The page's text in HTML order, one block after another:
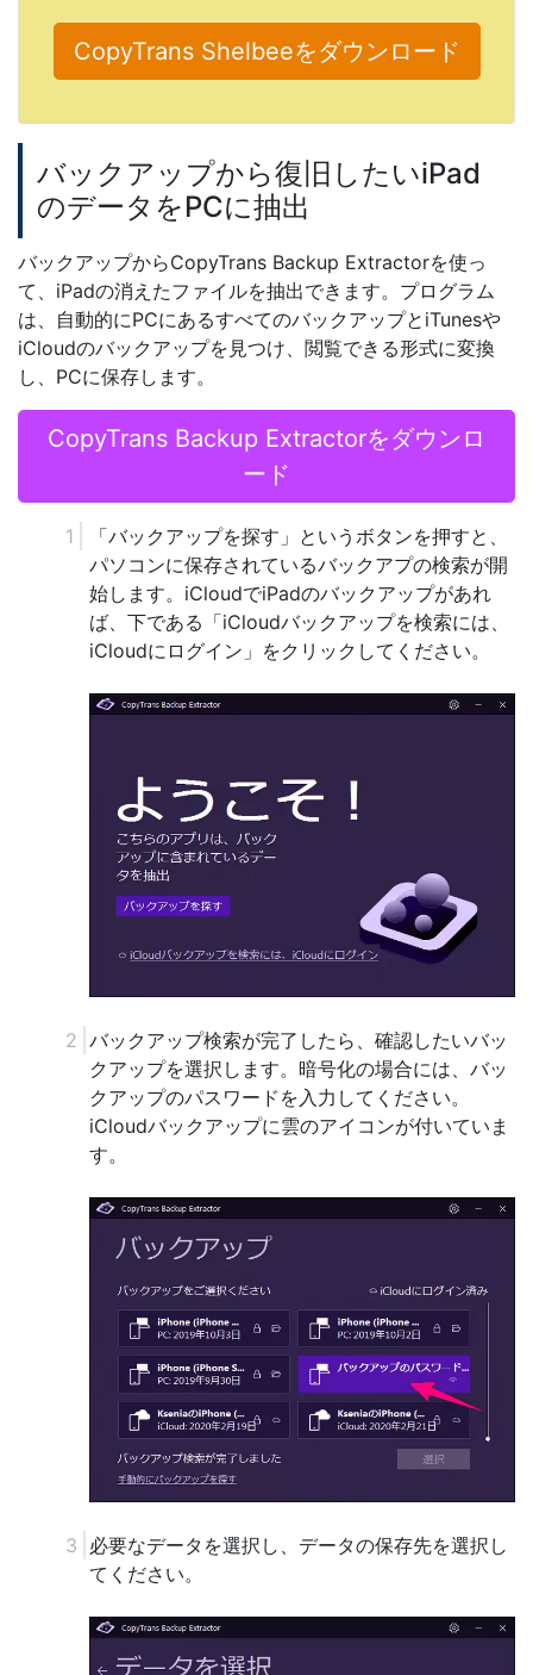
CopyTrans Shelbeeをダウンロード
バックアップから復旧したいiPad
のデータをPCに抽出
バックアップからCopyTrans Backup Extractorを使っ
て、iPadの消えたファイルを抽出できます。プログラム
は、自動的にPCにあるすべてのバックアップとiTunesや
iCloudのバックアップを見つけ、閲覧できる形式に変換
し、PCに保存します。
CopyTrans Backup Extractorをダウンロ
ード
「バックアップを探す」というボタンを押すと、
パソコンに保存されているバックアプの検索が開
始します。iCloudでiPadのバックアップがあれ
ば、下である「iCloudバックアップを検索には、
iCloudにログイン」をクリックしてください。
バックアップ検索が完了したら、確認したいバッ
クアップを選択します。暗号化の場合には、バッ
クアップのパスワードを入力してください。
iCloudバックアップに雲のアイコンが付いていま
す。
必要なデータを選択し、データの保存先を選択し
てください。